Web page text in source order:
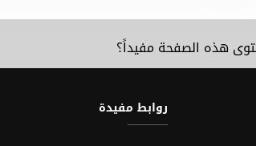
هذه الصفحة مفيداً؟
روابط مفيدة